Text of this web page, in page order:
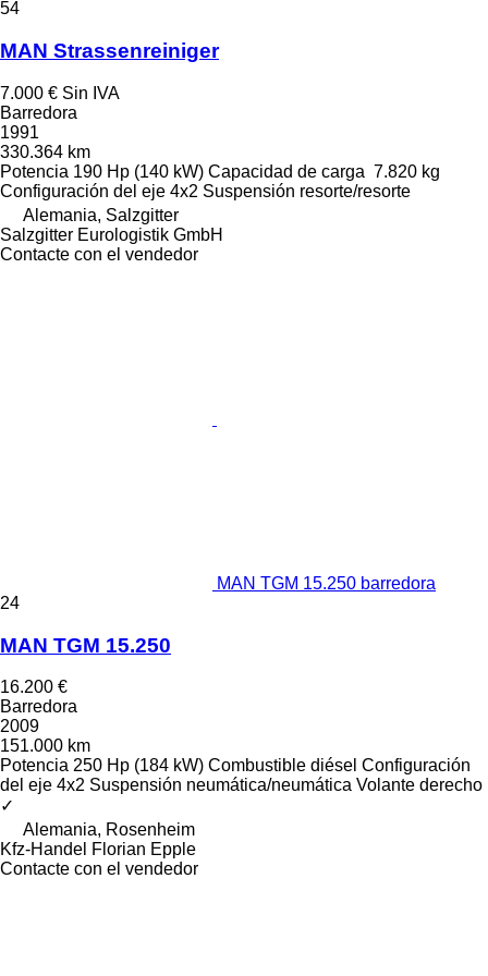
54
MAN Strassenreiniger
7.000 € Sin IVA
Barredora
1991
330.364 km
Potencia 190 Hp (140 kW) Capacidad de carga 7.820 kg
Configuración del eje 4x2 Suspensión resorte/resorte
Alemania, Salzgitter
Salzgitter Eurologistik GmbH
Contacte con el vendedor
MAN TGM 15.250 barredora
24
MAN TGM 15.250
16.200 €
Barredora
2009
151.000 km
Potencia 250 Hp (184 kW) Combustible diésel Configuración
del eje 4x2 Suspensión neumática/neumática Volante derecho
✓
Alemania, Rosenheim
Kfz-Handel Florian Epple
Contacte con el vendedor